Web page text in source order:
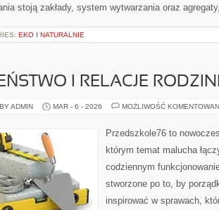
stoją zakłady, system wytwarzania oraz
EKO I NATURALNIE
I RELACJE
ADMIN MAR - 6 - 2026 MOŻLIWOŚĆ
Przedszkole76 to
którym temat malucha
codziennym
stworzone po to, by
inspirować w sprawach,